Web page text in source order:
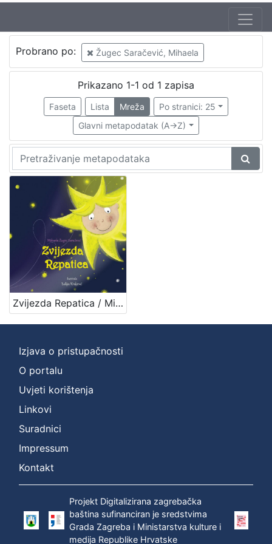
Probrano po: Žugec Saračević, Mihaela
Prikazano 1-1 od 1 zapisa
Faseta Lista Mreža
Po stranici: 25
Glavni metapodatak (A->Z)
Zvijezda Repatica / Mihaela Žugec Saračević ; Lidija Kraljević
Izjava o pristupačnosti
O portalu
Uvjeti korištenja
Linkovi
Suradnici
Impressum
Kontakt
Projekt Digitalizirana zagrebačka
baština sufinanciran je sredstvima
Grada Zagreba i Ministarstva kulture i
medija Republike Hrvatske